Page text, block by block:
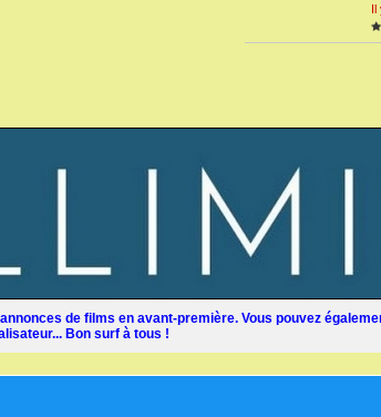
Il
de films en avant-première. Vous pouvez
Bon surf à tous !